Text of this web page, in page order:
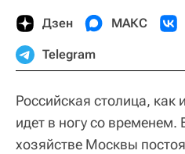
Дзен МАКС
Telegram
Российская столица,
идет в ногу со
хозяйстве Москвы